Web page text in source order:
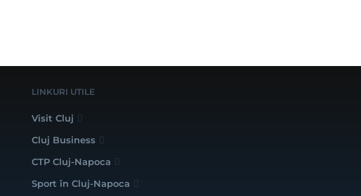
LINKURI UTILE
Visit Cluj
Cluj Business
CTP Cluj-Napoca
Sport în Cluj-Napoca